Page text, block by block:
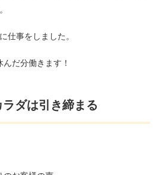
仕事をしました。
だ分働きます！
ダは引き締まる